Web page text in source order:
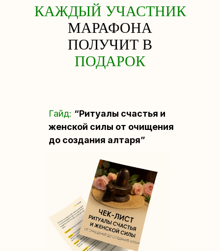
Гайд: “Ритуалы счастья и
женской силы от очищения
до создания алтаря”
КАЖДЫЙ УЧАСТНИК
МАРАФОНА
ПОЛУЧИТ В
ПОДАРОК